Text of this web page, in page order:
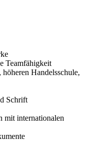
Teamfähigkeit
Handelsschule,
Schrift
mit internationalen